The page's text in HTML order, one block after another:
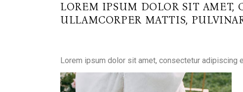
LOREM IPSUM DOLOR SIT AMET,
ULLAMCORPER MATTIS,
Lorem ipsum dolor sit amet, consectetur adipiscing